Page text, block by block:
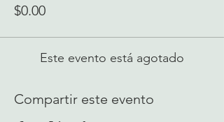
$0.00
Este evento está agotado
Compartir este evento